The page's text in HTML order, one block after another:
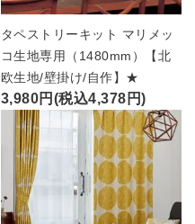
タペストリーキット マリメッ
コ生地専用（1480mm）【北
欧生地/壁掛け/自作】★
3,980円(税込4,378円)